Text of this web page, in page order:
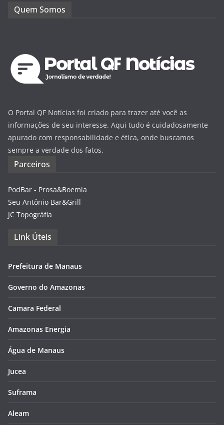
Quem Somos
O Portal QF Notícias foi criado para trazer até você as
informações de seu interesse. Aqui tudo é cuidadosamente
apurado com responsabilidade e ética, onde buscamos
sempre a verdade dos fatos.
Parceiros
PodBar - Prosa&Boemia
Seu Antônio Bar&Grill
JC Topográfia
Link Úteis
Prefeitura de Manaus
Governo do Amazonas
Camara Federal
Amazonas Energia
Água de Manaus
Jucea
Suframa
Aleam